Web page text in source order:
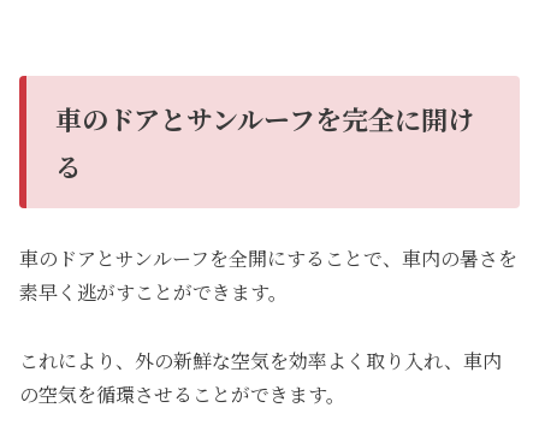
車のドアとサンルーフを完全に開け
る
車のドアとサンルーフを全開にすることで、車内の暑さを
素早く逃がすことができます。
これにより、外の新鮮な空気を効率よく取り入れ、車内
の空気を循環させることができます。